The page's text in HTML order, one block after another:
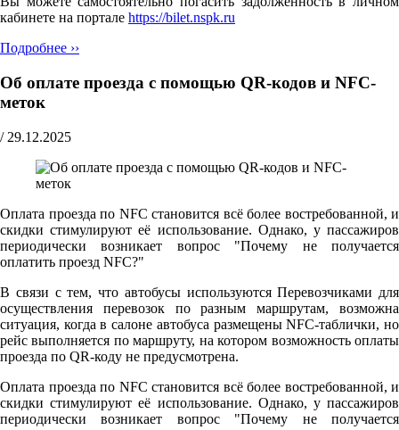
кабинете на портале https://bilet.nspk.ru
Подробнее ››
Об оплате проезда с помощью QR-кодов и NFC-
меток
/ 29.12.2025
Оплата проезда по NFC становится всё более востребованной, и
скидки стимулируют её использование. Однако, у пассажиров
периодически возникает вопрос "Почему не получается
оплатить проезд NFC?"
В связи с тем, что автобусы используются Перевозчиками для
осуществления перевозок по разным маршрутам, возможна
ситуация, когда в салоне автобуса размещены NFC-таблички, но
рейс выполняется по маршруту, на котором возможность оплаты
проезда по QR-коду не предусмотрена.
Оплата проезда по NFC становится всё более востребованной, и
скидки стимулируют её использование. Однако, у пассажиров
периодически возникает вопрос "Почему не получается